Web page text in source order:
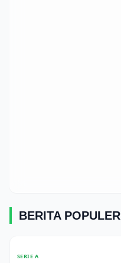
BERITA POPULER
SERIE A